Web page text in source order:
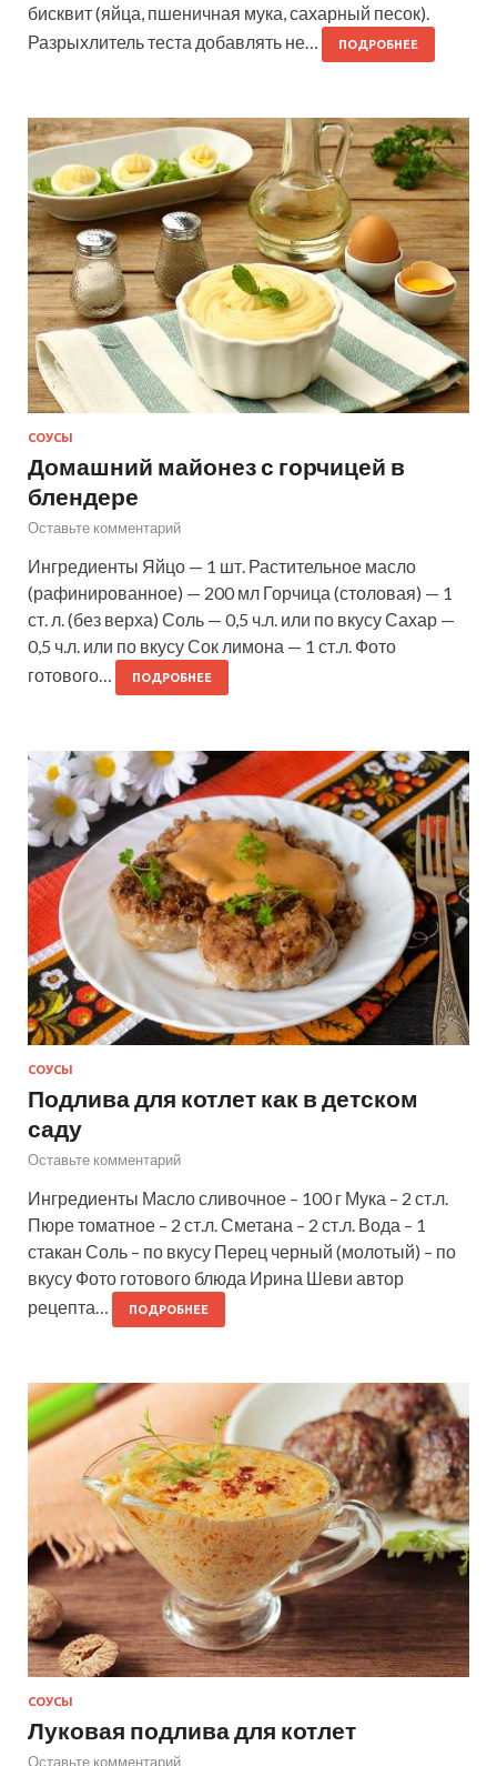
бисквит (яйца, пшеничная мука, сахарный песок).
Разрыхлитель теста добавлять не…
ПОДРОБНЕЕ
СОУСЫ
Домашний майонез с горчицей в
блендере
Оставьте комментарий
Ингредиенты Яйцо — 1 шт. Растительное масло
(рафинированное) — 200 мл Горчица (столовая) — 1
ст. л. (без верха) Соль — 0,5 ч.л. или по вкусу Сахар —
0,5 ч.л. или по вкусу Сок лимона — 1 ст.л. Фото
готового…
ПОДРОБНЕЕ
СОУСЫ
Подлива для котлет как в детском
саду
Оставьте комментарий
Ингредиенты Масло сливочное – 100 г Мука – 2 ст.л.
Пюре томатное – 2 ст.л. Сметана – 2 ст.л. Вода – 1
стакан Соль – по вкусу Перец черный (молотый) – по
вкусу Фото готового блюда Ирина Шеви автор
рецепта…
ПОДРОБНЕЕ
СОУСЫ
Луковая подлива для котлет
Оставьте комментарий